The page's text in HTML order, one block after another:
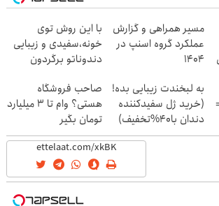
مسیر همراهی و گزارش
عملکرد گروه اسنپ در
۱۴۰۴
با این روش توی
خونه،سفیدی و زیبایی
دندوناتو برگردون
به لبخندت زیبایی بده!
(خرید ژل سفیدکننده
دندان با40%تخفیف)
صاحب فروشگاه
هستی؟ وام تا ۳ میلیارد
تومان بگیر